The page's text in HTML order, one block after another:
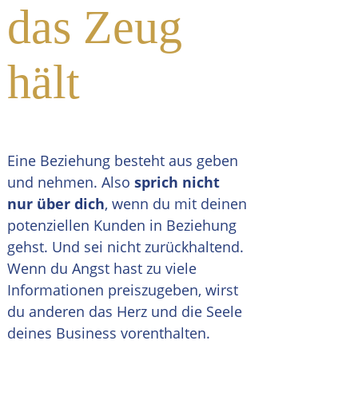
das Zeug
hält
Eine Beziehung besteht aus geben
und nehmen. Also sprich nicht
nur über dich, wenn du mit deinen
potenziellen Kunden in Beziehung
gehst. Und sei nicht zurückhaltend.
Wenn du Angst hast zu viele
Informationen preiszugeben, wirst
du anderen das Herz und die Seele
deines Business vorenthalten.